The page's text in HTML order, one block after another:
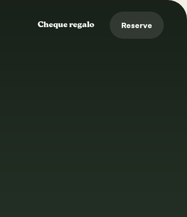
Cheque regalo Reserve